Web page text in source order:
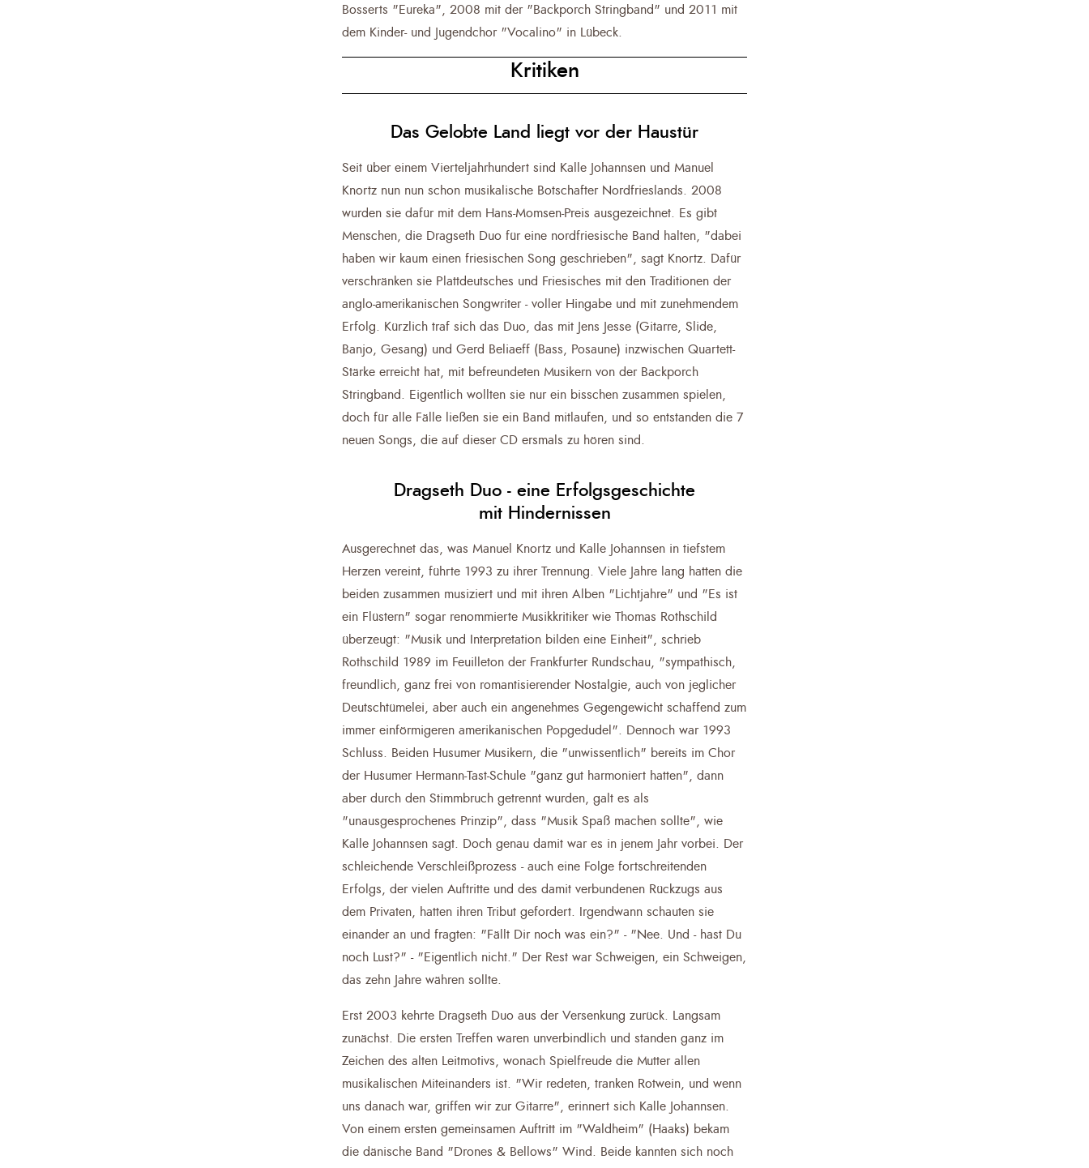
Bosserts "Eureka", 2008 mit der "Backporch Stringband" und 2011 mit
dem Kinder- und Jugendchor "Vocalino" in Lübeck
Kritiken
Das Gelobte Land liegt vor der Haustür
Seit über einem Vierteljahrhundert sind Kalle Johannsen und Manuel
Knortz nun nun schon musikalische Botschafter Nordfrieslands. 2008
wurden sie dafür mit dem Hans-Momsen-Preis ausgezeichnet. Es gibt
Menschen, die Dragseth Duo für eine nordfriesische Band halten, "dabei
haben wir kaum einen friesischen Song geschrieben", sagt Knortz. Dafür
verschränken sie Plattdeutsches und Friesisches mit den Traditionen der
anglo-amerikanischen Songwriter - voller Hingabe und mit zunehmendem
Erfolg. Kürzlich traf sich das Duo, das mit Jens Jesse (Gitarre, Slide,
Banjo, Gesang) und Gerd Beliaeff (Bass, Posaune) inzwischen Quartett-
Stärke erreicht hat, mit befreundeten Musikern von der Backporch
Stringband. Eigentlich wollten sie nur ein bisschen zusammen spielen,
doch für alle Fälle ließen sie ein Band mitlaufen, und so entstanden die 7
neuen Songs, die auf dieser CD ersmals zu hören sind.
Dragseth Duo - eine Erfolgsgeschichte
mit Hindernissen
Ausgerechnet das, was Manuel Knortz und Kalle Johannsen in tiefstem
Herzen vereint, führte 1993 zu ihrer Trennung. Viele Jahre lang hatten die
beiden zusammen musiziert und mit ihren Alben "Lichtjahre" und "Es ist
ein Flüstern" sogar renommierte Musikkritiker wie Thomas Rothschild
überzeugt: "Musik und Interpretation bilden eine Einheit", schrieb
Rothschild 1989 im Feuilleton der Frankfurter Rundschau, "sympathisch,
freundlich, ganz frei von romantisierender Nostalgie, auch von jeglicher
Deutschtümelei, aber auch ein angenehmes Gegengewicht schaffend zum
immer einförmigeren amerikanischen Popgedudel". Dennoch war 1993
Schluss. Beiden Husumer Musikern, die "unwissentlich" bereits im Chor
der Husumer Hermann-Tast-Schule "ganz gut harmoniert hatten", dann
aber durch den Stimmbruch getrennt wurden, galt es als
"unausgesprochenes Prinzip", dass "Musik Spaß machen sollte", wie
Kalle Johannsen sagt. Doch genau damit war es in jenem Jahr vorbei. Der
schleichende Verschleißprozess - auch eine Folge fortschreitenden
Erfolgs, der vielen Auftritte und des damit verbundenen Rückzugs aus
dem Privaten, hatten ihren Tribut gefordert. Irgendwann schauten sie
einander an und fragten: "Fällt Dir noch was ein?" - "Nee. Und - hast Du
noch Lust?" - "Eigentlich nicht." Der Rest war Schweigen, ein Schweigen,
das zehn Jahre währen sollte.
Erst 2003 kehrte Dragseth Duo aus der Versenkung zurück. Langsam
zunächst. Die ersten Treffen waren unverbindlich und standen ganz im
Zeichen des alten Leitmotivs, wonach Spielfreude die Mutter allen
musikalischen Miteinanders ist. "Wir redeten, tranken Rotwein, und wenn
uns danach war, griffen wir zur Gitarre", erinnert sich Kalle Johannsen.
Von einem ersten gemeinsamen Auftritt im "Waldheim" (Haaks) bekam
die dänische Band "Drones & Bellows" Wind. Beide kannten sich noch